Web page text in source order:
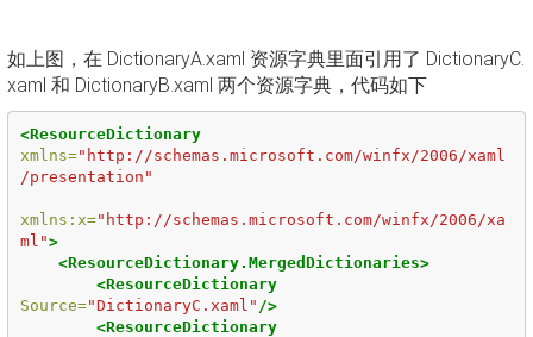
如上图，在 DictionaryA.xaml 资源字典里面引用了 DictionaryC.
xaml 和 DictionaryB.xaml 两个资源字典，代码如下
<ResourceDictionary
xmlns="http://schemas.microsoft.com/winfx/2006/xaml
/presentation"
xmlns:x="http://schemas.microsoft.com/winfx/2006/xa
ml">
<ResourceDictionary.MergedDictionaries>
<ResourceDictionary
Source="DictionaryC.xaml" />
<ResourceDictionary